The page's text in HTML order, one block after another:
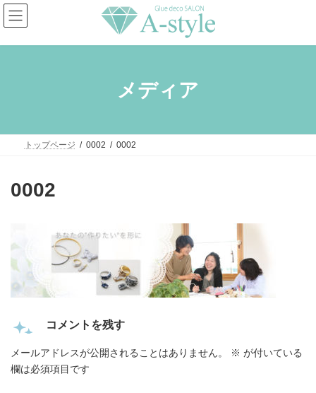
コ
ン
テ
ン
ナ
ビ
ゲ
ー
メディア
トップページ 0002 0002
0002
コメントを残す
メールアドレスが公開されることはありません。 ※ が付いている
欄は必須項目です